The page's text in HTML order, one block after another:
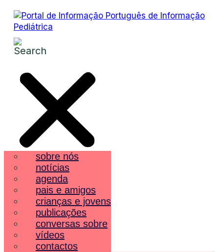
sobre nós
notícias
agenda
pais e amigos
crianças e jovens
publicações
conversas sobre
vídeos
contactos